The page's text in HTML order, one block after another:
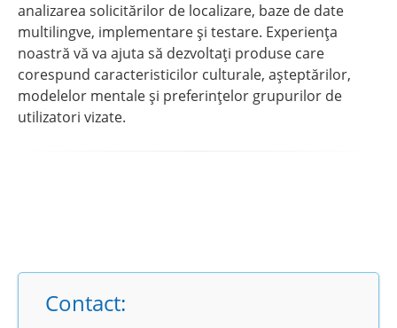
analizarea solicitărilor de localizare, baze de date
multilingve, implementare și testare. Experiența
noastră vă va ajuta să dezvoltați produse care
corespund caracteristicilor culturale, așteptărilor,
modelelor mentale și preferințelor grupurilor de
utilizatori vizate.
Contact: